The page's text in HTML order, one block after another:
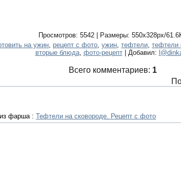
Просмотров: 5542 | Размеры: 550x328px/
на ужин, рецепт с фото, ужин, тефтели, тефтели
вторые блюда, фото-рецепт| Добавил:
Всего комментариев: 1
фарша : Тефтели на сковороде. Рецепт с фото